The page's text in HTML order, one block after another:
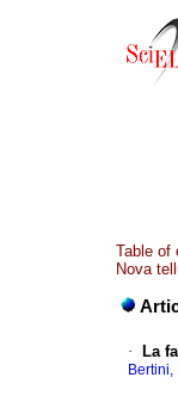
Table of
Nova
· La
Bertini,